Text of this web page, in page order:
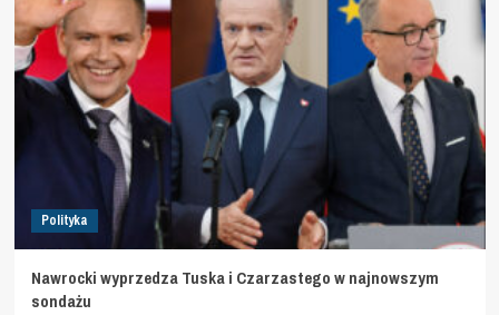
Polityka
Nawrocki wyprzedza Tuska i Czarzastego w najnowszym
sondażu